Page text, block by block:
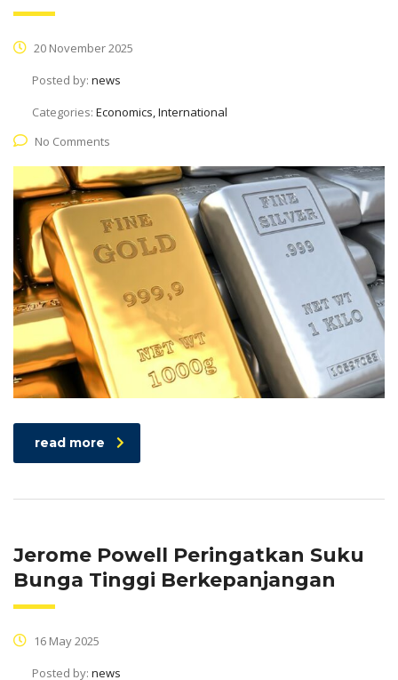
20 November 2025
Posted by: news
Categories: Economics, International
No Comments
read more
Jerome Powell Peringatkan Suku
Bunga Tinggi Berkepanjangan
16 May 2025
Posted by: news